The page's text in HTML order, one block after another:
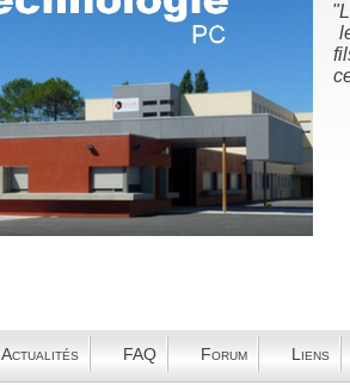
"La science, c'est ce que
le père enseigne à son
fils. La technologie, c'est
ce que le fils enseigne à
son papa."
Michel Serres
Actualités FAQ Forum Liens